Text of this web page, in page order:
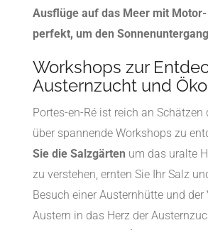
Ausflüge auf das Meer mit
perfekt, um den
Workshops zur
Austernzucht und
Portes-en-Ré ist reich an Schätzen
über spannende Workshops zu
Sie die Salzgärten um das uralte
zu verstehen, ernten Sie Ihr Salz
Besuch einer Austernhütte und
Austern in das Herz der